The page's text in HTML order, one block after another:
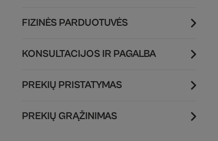
FIZINĖS PARDUOTUVĖS
KONSULTACIJOS IR PAGALBA
PREKIŲ PRISTATYMAS
PREKIŲ GRĄŽINIMAS